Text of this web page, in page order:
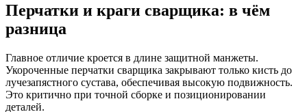
Перчатки и краги сварщика: в чём
разница
Главное отличие кроется в длине защитной манжеты.
Укороченные перчатки сварщика закрывают только кисть до
лучезапястного сустава, обеспечивая высокую подвижность.
Это критично при точной сборке и позиционировании
деталей.